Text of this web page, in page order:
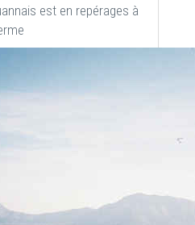
est en repérages à